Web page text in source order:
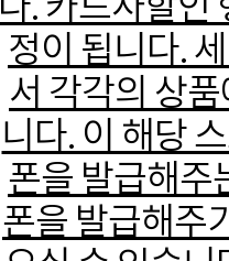
다. 카드사할인
정이 됩니다.
서 각각의 상
니다. 이 해당
폰을 발급해주
폰을 발급해주